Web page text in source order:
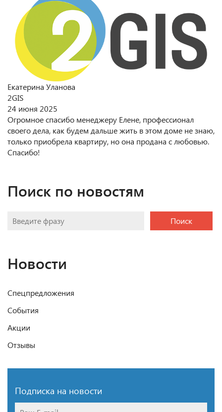
Екатерина Уланова
2GIS
24 июня 2025
Огромное спасибо менеджеру Елене, профессионал
своего дела, как будем дальше жить в этом доме не знаю,
только приобрела квартиру, но она продана с любовью.
Спасибо!
Поиск по новостям
Поиск
Новости
Спецпредложения
События
Акции
Отзывы
Подписка на новости